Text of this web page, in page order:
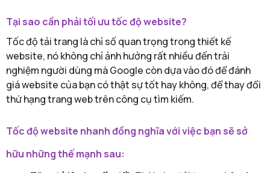
Tại sao cần phải tối ưu tốc độ website?
Tốc độ tải trang là chỉ số quan trọng trong thiết kế
website, nó không chỉ ảnh hưởng rất nhiều đến trải
nghiệm người dùng mà Google còn dựa vào đó để đánh
giá website của bạn có thật sự tốt hay không, để thay đổi
thứ hạng trang web trên công cụ tìm kiếm.
Tốc độ website nhanh đồng nghĩa với việc bạn sẽ sở
hữu những thế mạnh sau: